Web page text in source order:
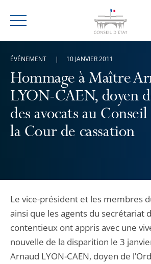
Menu
Hommage à Maître
LYON-CAEN, doyen
des avocats au
la Cour de cassation
ÉVÉNEMENT 10 JANVIER 2011
Le vice-président et les membres
ainsi que les agents du secrétariat
contentieux ont appris avec une
nouvelle de la disparition le 3
Arnaud LYON-CAEN, doyen de